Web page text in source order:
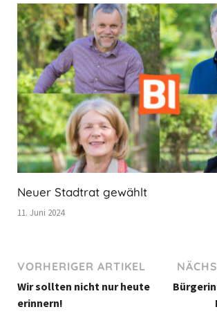
Neuer Stadtrat gewählt
11. Juni 2024
VORHERIGER ARTIKEL
Wir sollten nicht nur heute
erinnern!